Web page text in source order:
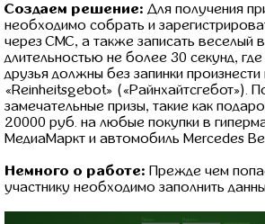
Создаем решение: Для получения
необходимо собрать и
через СМС, а также записать веселый
длительностью не более 30 секунд, где
друзья должны без запинки
«Reinheitsgebot» («Райнхайтсгебот»).
замечательные призы, такие как
20000 руб. на любые покупки в
МедиаМаркт и автомобиль Mercedes
Немного о работе: Прежде чем
участнику необходимо заполнить